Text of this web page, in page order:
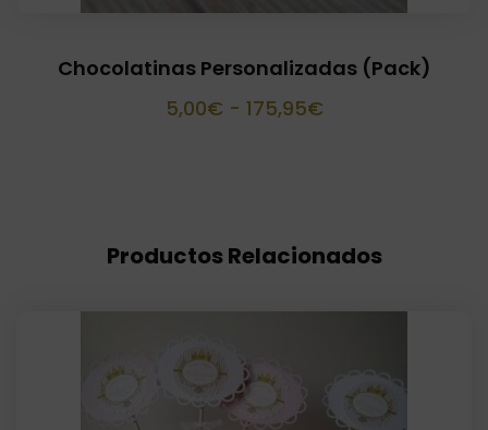
Chocolatinas Personalizadas (Pack)
5,00€ - 175,95€Rango
5,00€
175,95€
Productos Relacionados